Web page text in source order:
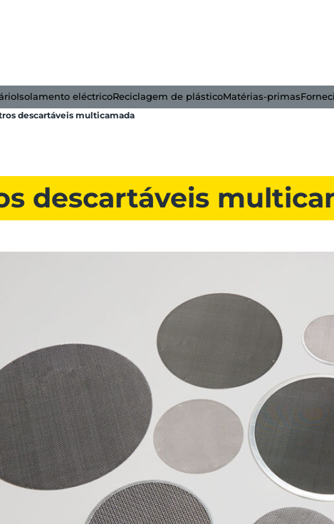
Isolamento eléctricoReciclagem de plásticoMatérias-primas
descartáveis multicamada
descartáveis